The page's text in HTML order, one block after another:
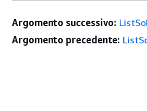
Argomento successivo:
Argomento precedente: